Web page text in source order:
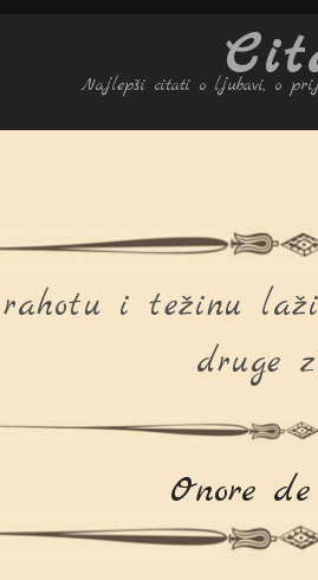
Najlepši citati o ljubavi, o
i težinu
druge
Onore